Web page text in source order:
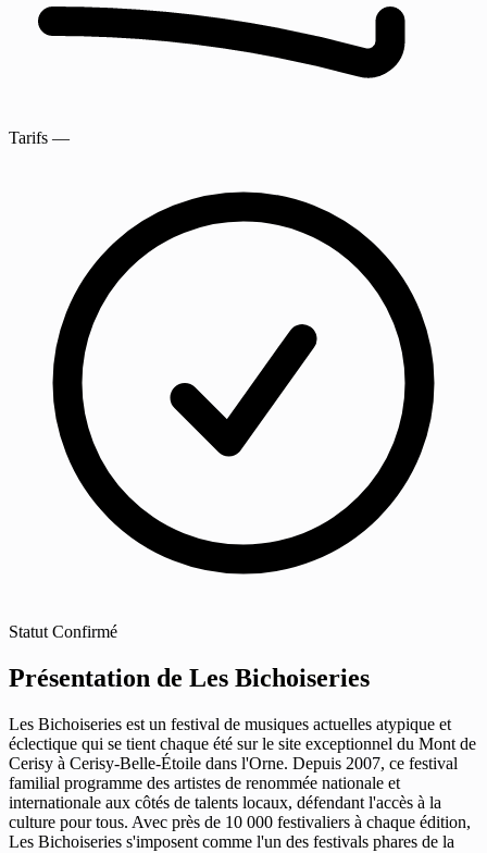
Tarifs —
Statut Confirmé
Présentation de Les Bichoiseries
Les Bichoiseries est un festival de musiques actuelles atypique et
éclectique qui se tient chaque été sur le site exceptionnel du Mont de
Cerisy à Cerisy-Belle-Étoile dans l'Orne. Depuis 2007, ce festival
familial programme des artistes de renommée nationale et
internationale aux côtés de talents locaux, défendant l'accès à la
culture pour tous. Avec près de 10 000 festivaliers à chaque édition,
Les Bichoiseries s'imposent comme l'un des festivals phares de la